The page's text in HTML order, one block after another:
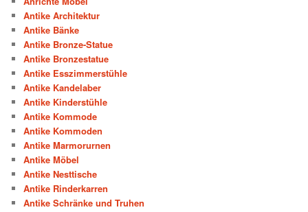
Antike Architektur
Antike Bänke
Antike Bronze-Statue
Antike Bronzestatue
Antike Esszimmerstühle
Antike Kandelaber
Antike Kinderstühle
Antike Kommode
Antike Kommoden
Antike Marmorurnen
Antike Möbel
Antike Nesttische
Antike Rinderkarren
Antike Schränke und Truhen